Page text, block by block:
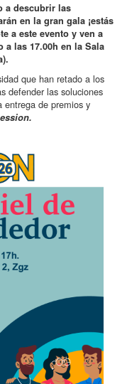
a descubrir las
en la gran gala ¡estás
a este evento y ven a
las 17.00h en la Sala
que han retado a los
defender las soluciones
entrega de premios y